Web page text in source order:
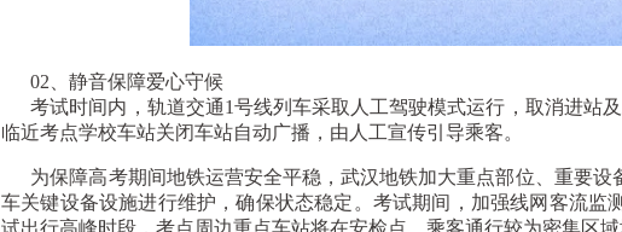
02、 静音保障爱心守候
考试时间内，轨道交通1号线列车采取人工驾驶模式运行，取消进站
临近考点学校车站关闭车站自动广播，由人工宣传引导乘客。
为保障高考期间地铁运营安全平稳，武汉地铁加大重点部位、重要设
车关键设备设施进行维护，确保状态稳定。考试期间，加强线网客流
试出行高峰时段，考点周边重点车站将在安检点、乘客通行较为密集区